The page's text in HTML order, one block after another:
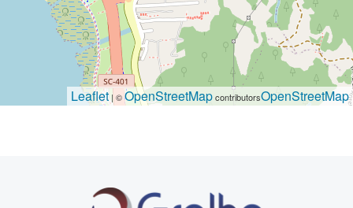
Leaflet| ©OpenStreetMapcontributorsOpenStreetMap